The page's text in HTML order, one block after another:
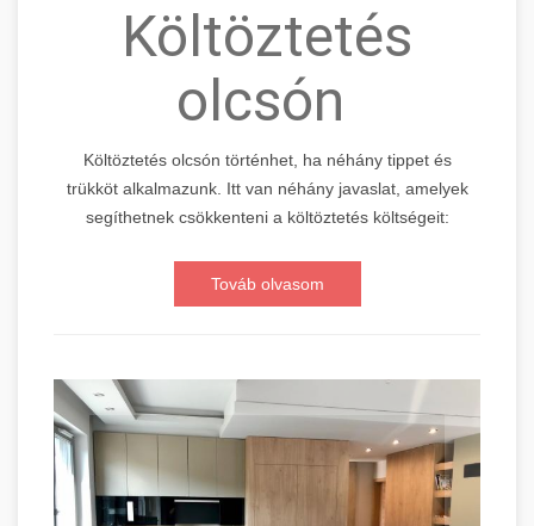
Költöztetés
olcsón
Költöztetés olcsón történhet, ha néhány tippet és
trükköt alkalmazunk. Itt van néhány javaslat, amelyek
segíthetnek csökkenteni a költöztetés költségeit:
Továb olvasom